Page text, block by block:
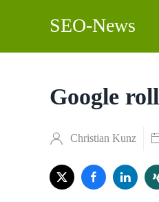
SEO-News
Google
Christian Kunz